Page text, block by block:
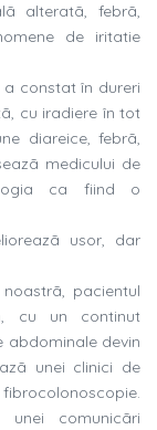
alteratã, febrã,
de iritatie
a constat în dureri
cu iradiere în tot
diareice, febrã,
medicului de
ca fiind o
usor, dar
pacientul
cu un continut
abdominale devin
unei clinici de
unei comunicãri